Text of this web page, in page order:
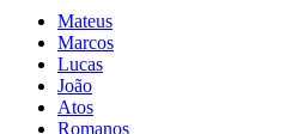
Mateus
Marcos
Lucas
João
Atos
Romanos